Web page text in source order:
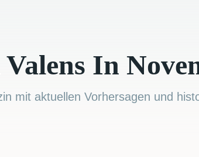
In
mit aktuellen Vorhersagen und